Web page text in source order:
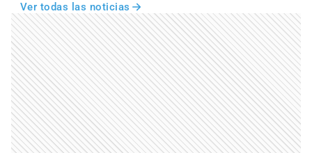
Ver todas las noticias